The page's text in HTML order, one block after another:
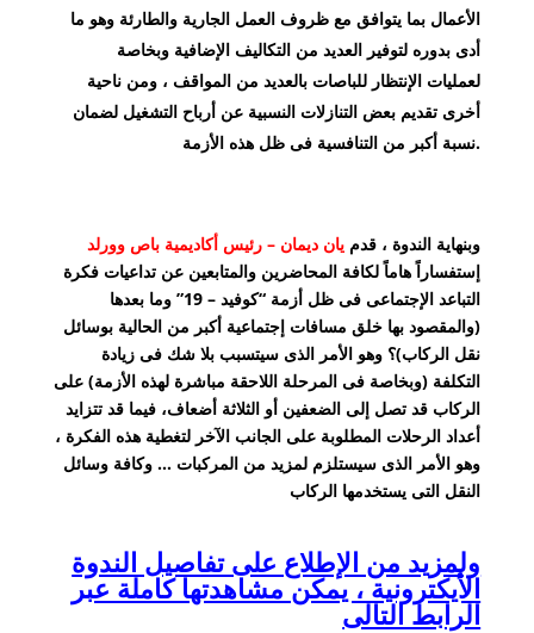
الأعمال بما يتوافق مع ظروف العمل الجارية والطارئة وهو ما
أدى بدوره لتوفير العديد من التكاليف الإضافية وبخاصة
لعمليات الإنتظار للباصات بالعديد من المواقف ، ومن ناحية
أخرى تقديم بعض التنازلات النسبية عن أرباح التشغيل لضمان
نسبة أكبر من التنافسية فى ظل هذه الأزمة.
وبنهاية الندوة ، قدم يان ديمان – رئيس أكاديمية باص وورلد
إستفساراً هاماً لكافة المحاضرين والمتابعين عن تداعيات فكرة
التباعد الإجتماعى فى ظل أزمة “كوفيد – 19” وما بعدها
(والمقصود بها خلق مسافات إجتماعية أكبر من الحالية بوسائل
نقل الركاب)؟ وهو الأمر الذى سيتسبب بلا شك فى زيادة
التكلفة (وبخاصة فى المرحلة اللاحقة مباشرة لهذه الأزمة) على
الركاب قد تصل إلى الضعفين أو الثلاثة أضعاف، فيما قد تتزايد
أعداد الرحلات المطلوبة على الجانب الآخر لتغطية هذه الفكرة ،
وهو الأمر الذى سيستلزم لمزيد من المركبات … وكافة وسائل
النقل التى يستخدمها الركاب
ولمزيد من الإطلاع على تفاصيل الندوة
الأيكترونية ، يمكن مشاهدتها كاملة عبر
الرابط التالى